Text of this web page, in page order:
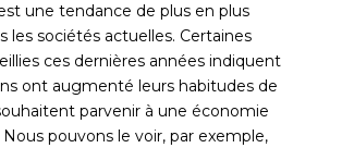
une tendance de plus en plus
les sociétés actuelles. Certaines
ces dernières années indiquent
ont augmenté leurs habitudes de
parvenir à une économie
Nous pouvons le voir, par exemple,